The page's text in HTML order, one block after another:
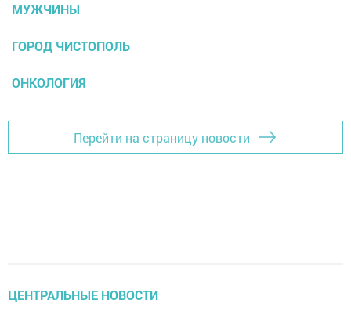
МУЖЧИНЫ
ГОРОД ЧИСТОПОЛЬ
ОНКОЛОГИЯ
Перейти на страницу новости
ЦЕНТРАЛЬНЫЕ НОВОСТИ